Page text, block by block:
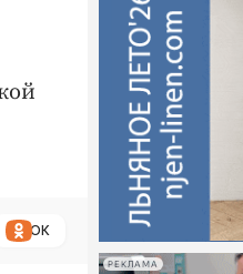
ОК
РЕКЛАМА